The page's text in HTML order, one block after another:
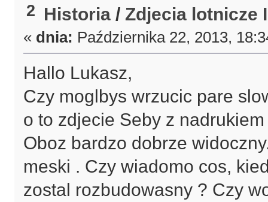
2 Historia / Zdjecia lotnicze
« dnia: Października 22, 2013,
Hallo Lukasz,
Czy moglbys wrzucic pare
o to zdjecie Seby z nadrukiem
Oboz bardzo dobrze
meski . Czy wiadomo cos,
zostal rozbudowasny ? Czy